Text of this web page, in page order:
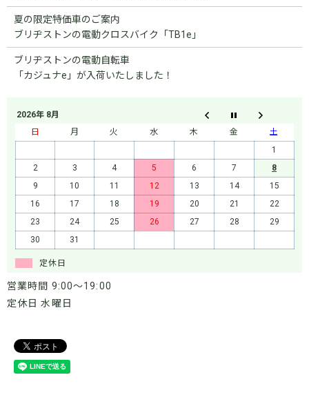
夏の限定特価車のご案内
ブリヂストンの電動クロスバイク「TB1e」
ブリヂストンの電動自転車
「カジュナe」が入荷いたしました！
2026年 8月
日
月 火 水 木 金
土
1
2
3 4 5 6 7
8
9
10 11 12 13 14
15
16
17 18 19 20 21
22
23
24 25 26 27 28
29
30
31
定休日
営業時間 9:00～19:00
定休日 水曜日